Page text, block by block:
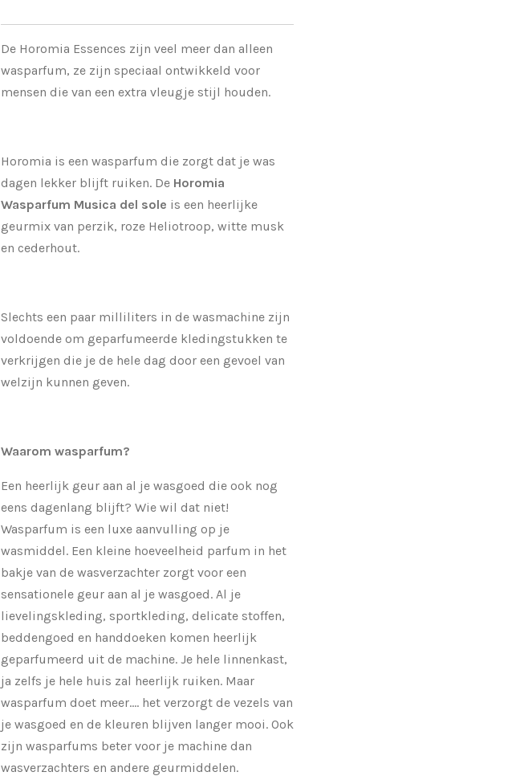
De Horomia Essences zijn veel meer dan alleen
wasparfum, ze zijn speciaal ontwikkeld voor
mensen die van een extra vleugje stijl houden.
Horomia is een wasparfum die zorgt dat je was
dagen lekker blijft ruiken. De Horomia
Wasparfum Musica del sole is een heerlijke
geurmix van perzik, roze Heliotroop, witte musk
en cederhout.
Slechts een paar milliliters in de wasmachine zijn
voldoende om geparfumeerde kledingstukken te
verkrijgen die je de hele dag door een gevoel van
welzijn kunnen geven.
Waarom wasparfum?
Een heerlijk geur aan al je wasgoed die ook nog
eens dagenlang blijft? Wie wil dat niet!
Wasparfum is een luxe aanvulling op je
wasmiddel. Een kleine hoeveelheid parfum in het
bakje van de wasverzachter zorgt voor een
sensationele geur aan al je wasgoed. Al je
lievelingskleding, sportkleding, delicate stoffen,
beddengoed en handdoeken komen heerlijk
geparfumeerd uit de machine. Je hele linnenkast,
ja zelfs je hele huis zal heerlijk ruiken. Maar
wasparfum doet meer…. het verzorgt de vezels van
je wasgoed en de kleuren blijven langer mooi. Ook
zijn wasparfums beter voor je machine dan
wasverzachters en andere geurmiddelen.